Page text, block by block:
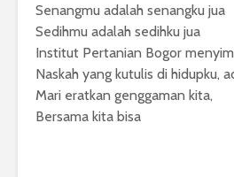
Senangmu adalah senangku jua
Sedihmu adalah sedihku jua
Institut Pertanian Bogor
Naskah yang kutulis di hidupku,
Mari eratkan genggaman kita,
Bersama kita bisa